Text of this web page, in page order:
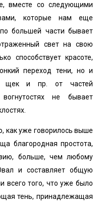
вместе со следующими
которые нам еще
большей части бывает
свет на свою
способствует красоте,
переход тени, но и
щек и пр. от частей
не бывает
как уже говорилось выше
благородная простота,
больше, чем любому
и составляет общую
всего того, что уже было
тень, принадлежащая